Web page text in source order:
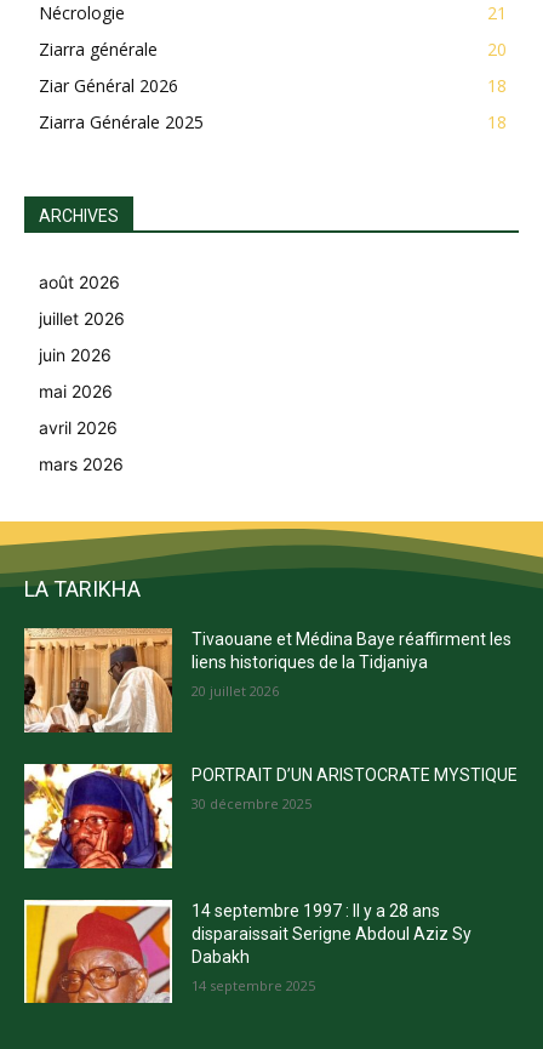
Nécrologie
21
Ziarra générale
20
Ziar Général 2026
18
Ziarra Générale 2025
18
ARCHIVES
août 2026
juillet 2026
juin 2026
mai 2026
avril 2026
mars 2026
LA TARIKHA
Tivaouane et Médina Baye réaffirment les
liens historiques de la Tidjaniya
20 juillet 2026
PORTRAIT D’UN ARISTOCRATE MYSTIQUE
30 décembre 2025
14 septembre 1997 : Il y a 28 ans
disparaissait Serigne Abdoul Aziz Sy
Dabakh
14 septembre 2025